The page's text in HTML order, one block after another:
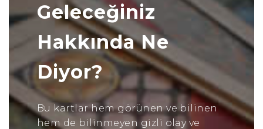
Geleceğiniz
Hakkında Ne
Diyor?
Bu kartlar hem görünen ve bilinen
hem de bilinmeyen gizli olay ve